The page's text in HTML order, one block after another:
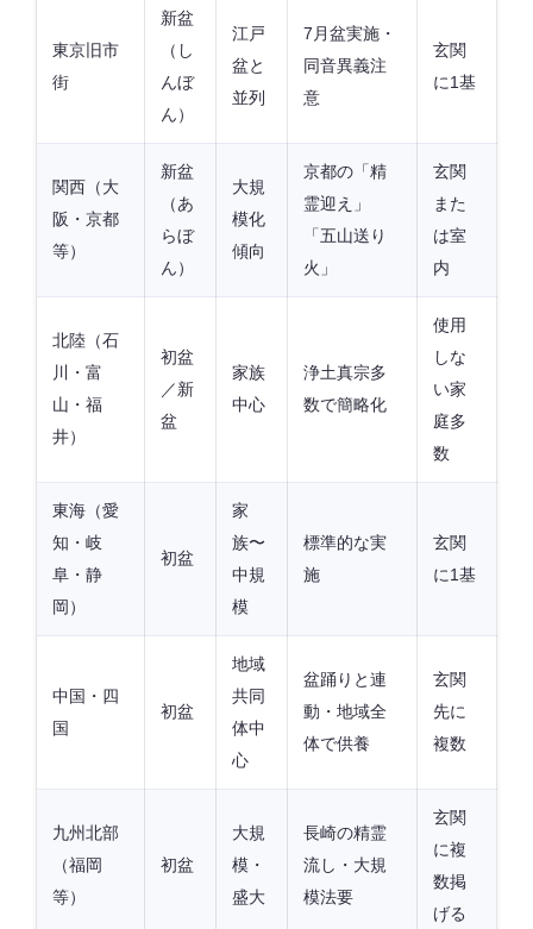
東京旧市
街
新盆
（し
んぼ
ん）
江戸
盆と
並列
7月盆実施・
同音異義注
意
玄関
に1基
関西（大
阪・京都
等）
新盆
（あ
らぼ
ん）
大規
模化
傾向
京都の「精
霊迎え」
「五山送り
火」
玄関
また
は室
内
北陸（石
川・富
山・福
井）
初盆
／新
盆
家族
中心
浄土真宗多
数で簡略化
使用
しな
い家
庭多
数
東海（愛
知・岐
阜・静
岡）
初盆
家
族〜
中規
模
標準的な実
施
玄関
に1基
中国・四
国
初盆
地域
共同
体中
心
盆踊りと連
動・地域全
体で供養
玄関
先に
複数
九州北部
（福岡
等）
初盆
大規
模・
盛大
長崎の精霊
流し・大規
模法要
玄関
に複
数掲
げる